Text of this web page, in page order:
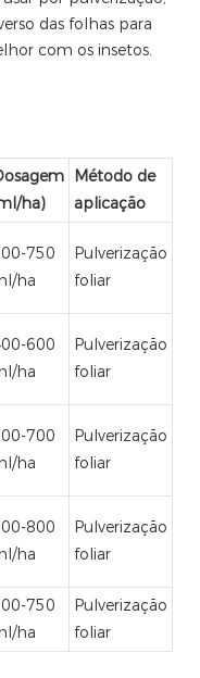
das folhas para
com os insetos.
ha)
Método de
aplicação
750
ha
Pulverização
foliar
600
ha
Pulverização
foliar
700
ha
Pulverização
foliar
800
ha
Pulverização
foliar
750
ha
Pulverização
foliar